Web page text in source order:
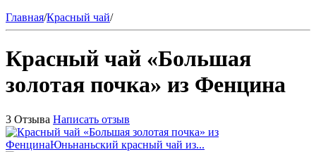
Главная/Красный чай/
Красный чай «Большая
золотая почка» из Фенцина
3 Отзыва Написать отзыв